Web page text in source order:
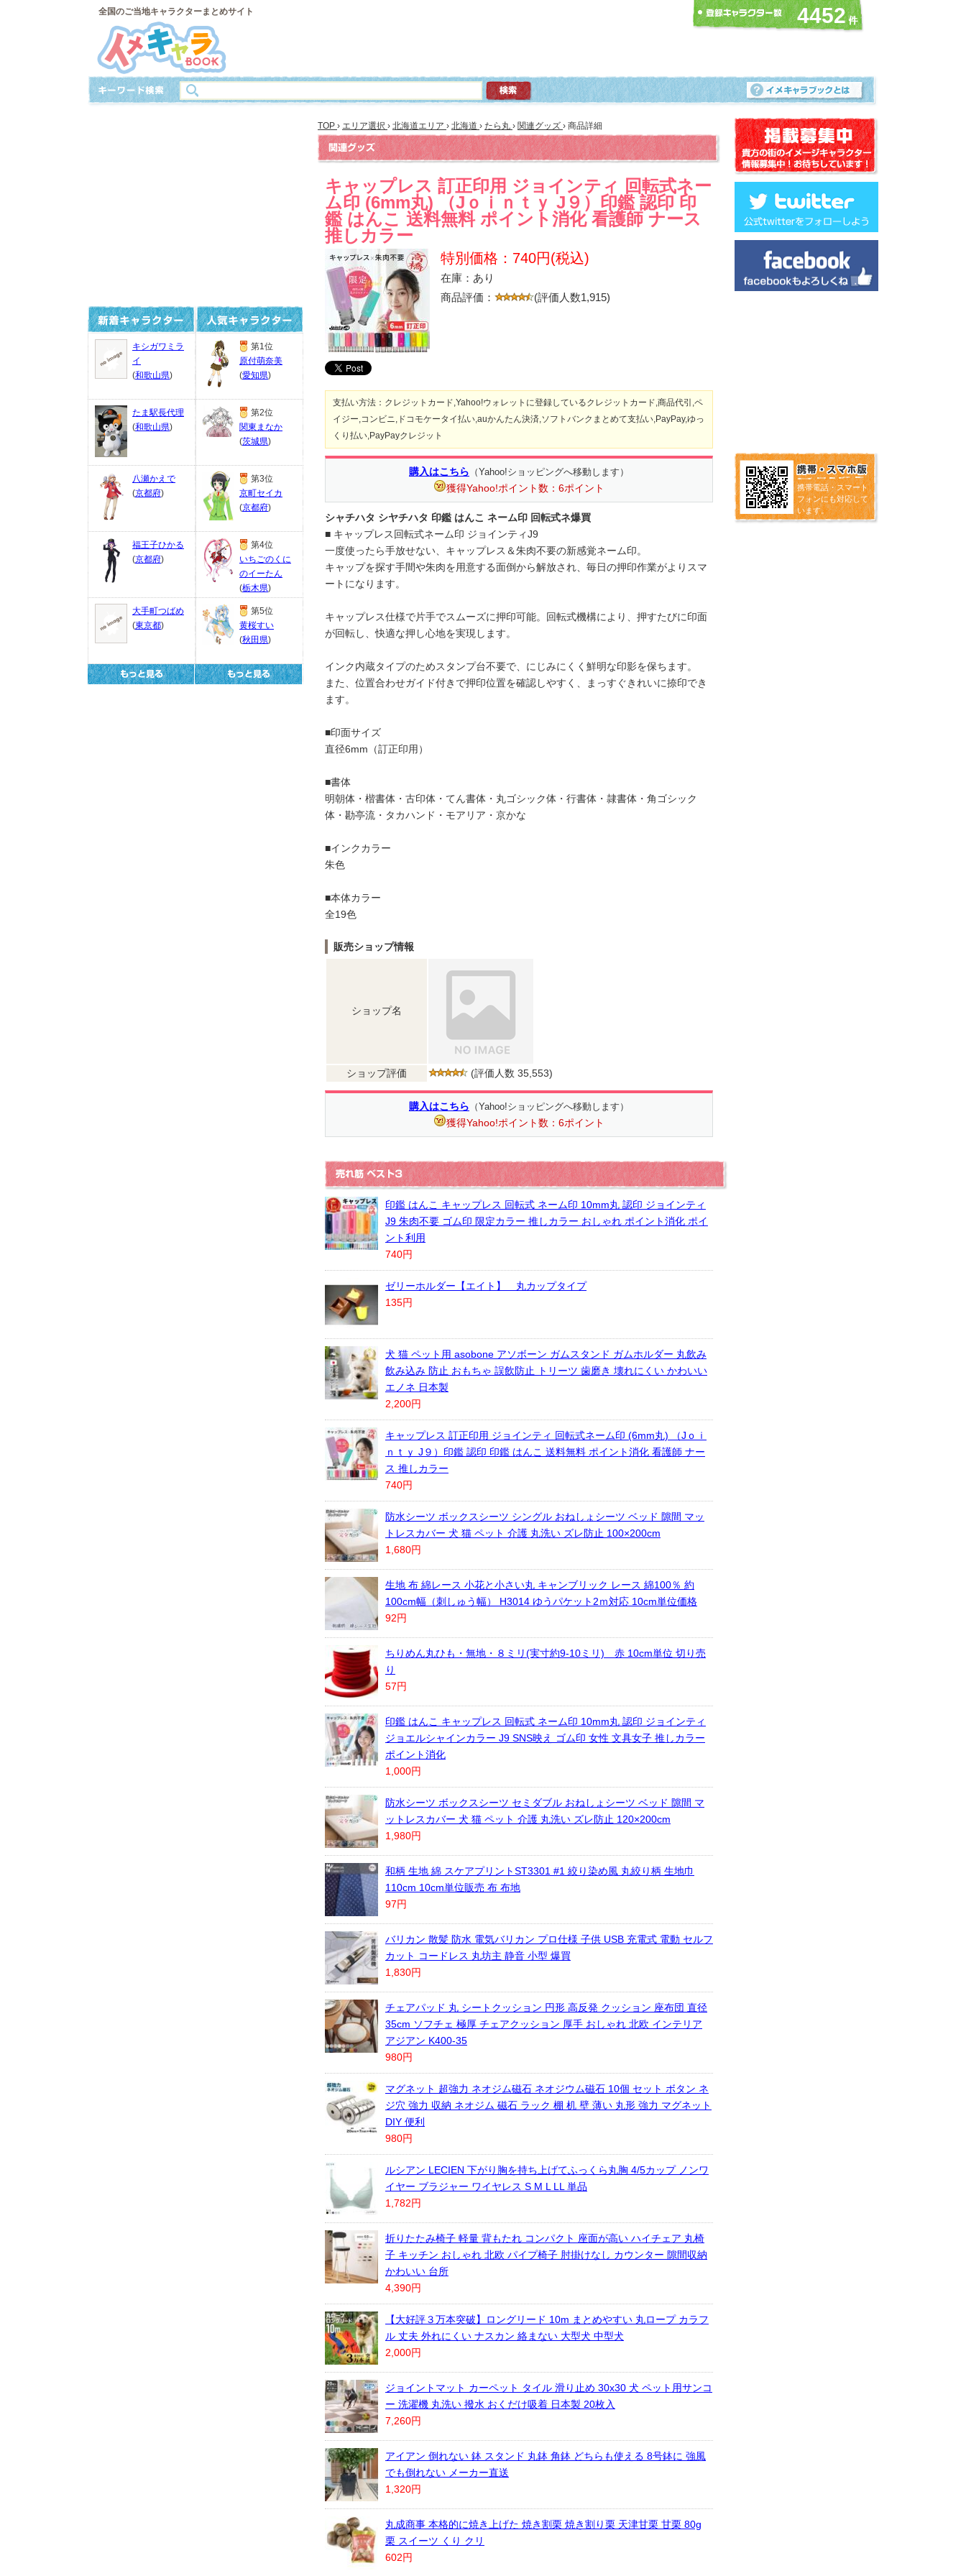
全国のご当地キャラクターまとめサイト 4452
キシガワミラ
イ
(和歌山県)
たま駅長代理
(和歌山県)
八瀬かえで
(京都府)
福王子ひかる
(京都府)
大手町つばめ
(東京都)
第1位
原付萌奈美
(愛知県)
第2位
関東まなか
(茨城県)
第3位
京町セイカ
(京都府)
第4位
いちごのくに
のイーたん
(栃木県)
第5位
黄桜すい
(秋田県)
TOP › エリア選択 › 北海道エリア › 北海道 › たら丸 › 関連グッズ › 商品詳細
キャップレス 訂正印用 ジョインティ 回転式ネー
ム印 (6mm丸) （Jｏｉｎｔｙ J９）印鑑 認印 印
鑑 はんこ 送料無料 ポイント消化 看護師 ナース
推しカラー
特別価格：740円(税込)
在庫：あり
商品評価：
(評価人数1,915)
支払い方法：クレジットカード,Yahoo!ウォレットに登録しているクレジットカード,商品代引,ペ
イジー,コンビニ,ドコモケータイ払い,auかんたん決済,ソフトバンクまとめて支払い,PayPay,ゆっ
くり払い,PayPayクレジット
購入はこちら （Yahoo!ショッピングへ移動します）
獲得Yahoo!ポイント数：6ポイント
シャチハタ シヤチハタ 印鑑 はんこ ネーム印 回転式ネ爆買
■ キャップレス回転式ネーム印 ジョインティJ9
一度使ったら手放せない、キャップレス＆朱肉不要の新感覚ネーム印。
キャップを探す手間や朱肉を用意する面倒から解放され、毎日の押印作業がよりスマ
ートになります。
キャップレス仕様で片手でスムーズに押印可能。回転式機構により、押すたびに印面
が回転し、快適な押し心地を実現します。
インク内蔵タイプのためスタンプ台不要で、にじみにくく鮮明な印影を保ちます。
また、位置合わせガイド付きで押印位置を確認しやすく、まっすぐきれいに捺印でき
ます。
■印面サイズ
直径6mm（訂正印用）
■書体
明朝体・楷書体・古印体・てん書体・丸ゴシック体・行書体・隷書体・角ゴシック
体・勘亭流・タカハンド・モアリア・京かな
■インクカラー
朱色
■本体カラー
全19色
販売ショップ情報
ショップ名
ショップ評価 (評価人数 35,553)
購入はこちら （Yahoo!ショッピングへ移動します）
獲得Yahoo!ポイント数：6ポイント
印鑑 はんこ キャップレス 回転式 ネーム印 10mm丸 認印 ジョインティ
J9 朱肉不要 ゴム印 限定カラー 推しカラー おしゃれ ポイント消化 ポイ
ント利用
740円
ゼリーホルダー【エイト】 丸カップタイプ
135円
犬 猫 ペット用 asobone アソボーン ガムスタンド ガムホルダー 丸飲み
飲み込み 防止 おもちゃ 誤飲防止 トリーツ 歯磨き 壊れにくい かわいい
エノネ 日本製
2,200円
キャップレス 訂正印用 ジョインティ 回転式ネーム印 (6mm丸) （Jｏｉ
ｎｔｙ J９）印鑑 認印 印鑑 はんこ 送料無料 ポイント消化 看護師 ナー
ス 推しカラー
740円
防水シーツ ボックスシーツ シングル おねしょシーツ ベッド 隙間 マッ
トレスカバー 犬 猫 ペット 介護 丸洗い ズレ防止 100×200cm
1,680円
生地 布 綿レース 小花と小さい丸 キャンブリック レース 綿100％ 約
100cm幅（刺しゅう幅） H3014 ゆうパケット2ｍ対応 10cm単位価格
92円
ちりめん丸ひも・無地・８ミリ(実寸約9-10ミリ) 赤 10cm単位 切り売
り
57円
印鑑 はんこ キャップレス 回転式 ネーム印 10mm丸 認印 ジョインティ
ジョエルシャインカラー J9 SNS映え ゴム印 女性 文具女子 推しカラー
ポイント消化
1,000円
防水シーツ ボックスシーツ セミダブル おねしょシーツ ベッド 隙間 マ
ットレスカバー 犬 猫 ペット 介護 丸洗い ズレ防止 120×200cm
1,980円
和柄 生地 綿 スケアプリントST3301 #1 絞り染め風 丸絞り柄 生地巾
110cm 10cm単位販売 布 布地
97円
バリカン 散髪 防水 電気バリカン プロ仕様 子供 USB 充電式 電動 セルフ
カット コードレス 丸坊主 静音 小型 爆買
1,830円
チェアパッド 丸 シートクッション 円形 高反発 クッション 座布団 直径
35cm ソフチェ 極厚 チェアクッション 厚手 おしゃれ 北欧 インテリア
アジアン K400-35
980円
マグネット 超強力 ネオジム磁石 ネオジウム磁石 10個 セット ボタン ネ
ジ穴 強力 収納 ネオジム 磁石 ラック 棚 机 壁 薄い 丸形 強力 マグネット
DIY 便利
980円
ルシアン LECIEN 下がり胸を持ち上げてふっくら丸胸 4/5カップ ノンワ
イヤー ブラジャー ワイヤレス S M L LL 単品
1,782円
折りたたみ椅子 軽量 背もたれ コンパクト 座面が高い ハイチェア 丸椅
子 キッチン おしゃれ 北欧 パイプ椅子 肘掛けなし カウンター 隙間収納
かわいい 台所
4,390円
【大好評３万本突破】ロングリード 10m まとめやすい 丸ロープ カラフ
ル 丈夫 外れにくい ナスカン 絡まない 大型犬 中型犬
2,000円
ジョイントマット カーペット タイル 滑り止め 30x30 犬 ペット用サンコ
ー 洗濯機 丸洗い 撥水 おくだけ吸着 日本製 20枚入
7,260円
アイアン 倒れない 鉢 スタンド 丸鉢 角鉢 どちらも使える 8号鉢に 強風
でも倒れない メーカー直送
1,320円
丸成商事 本格的に焼き上げた 焼き割栗 焼き割り栗 天津甘栗 甘栗 80g
栗 スイーツ くり クリ
602円
携帯電話・スマート
フォンにも対応して
います。